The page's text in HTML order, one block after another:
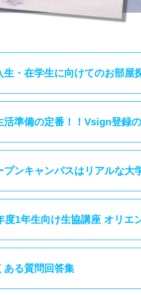
生・在学生に向けてのお部屋
活準備の定番！！Vsign登録
プンキャンパスはリアルな大
度1年生向け生協講座 オリエ
ある質問回答集